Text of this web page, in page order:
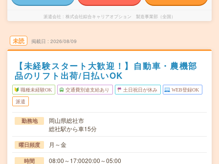
派遣会社 株式会社綜合キャリアオプション 製造事業部（全国）
未読 掲載日 2026/08/09
【未経験スタート大歓迎！】自動車・農機部
品のリフト出荷/日払いOK
職種未経験OK 交通費別途支給あり 土日祝日が休み WEB登録OK
派遣
勤務地
岡山県総社市
総社駅から車15分
曜日頻度 月～金
時間 08:00～17:0020:00～05:00